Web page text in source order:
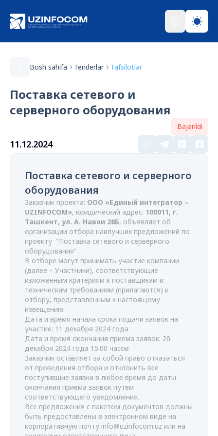
Bosh sahifa Tenderlar Tafsilotlar
Поставка сетевого и
серверного оборудования
Bajarildi
11.12.2024
Поставка сетевого и серверного
оборудования
Заказчик проекта: ООО «Единый интегратор –
UZINFOCOM», юридический адрес: 100011, г.
Ташкент, ул. А. Навои 28Б, объявляет об
организации отбора наилучших предложений по
проекту "Поставка сетевого и серверного
оборудования"
В отборе могут принимать участие компании
(далее – Участники), соответствующие
изложенным критериям к поставщикам и
техническим требованиям (прилагаются) к
отбору, представленным к настоящему
извещению.
Дата и время начала срока подачи заявок на
участие: 11 декабря 2024 года
Дата и время окончания приема заявок: 20
декабря 2024 года 15:00 часов
Заказчик оставляет за собой право отказаться
от проведения отбора и отклонить все
поступившие заявки в любое время до даты
окончания приема заявок путем
соответствующего уведомления.
Все предложения с пакетом документов должны
быть предоставлены в электронном виде на
корпоративную почту info@uzinfocom.uz или на